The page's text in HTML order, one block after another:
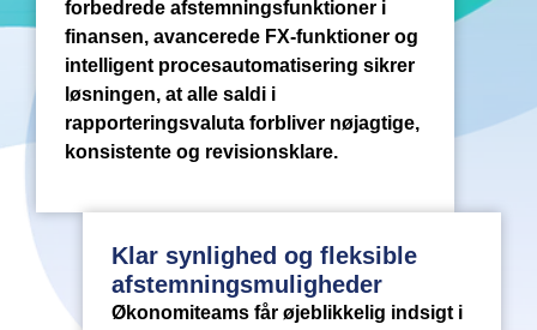
forbedrede afstemningsfunktioner i
finansen, avancerede FX-funktioner og
intelligent procesautomatisering sikrer
løsningen, at alle saldi i
rapporteringsvaluta forbliver nøjagtige,
konsistente og revisionsklare.
Klar synlighed og fleksible
afstemningsmuligheder
Økonomiteams får øjeblikkelig indsigt i